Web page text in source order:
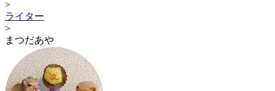
>
ライター
>
まつだあや